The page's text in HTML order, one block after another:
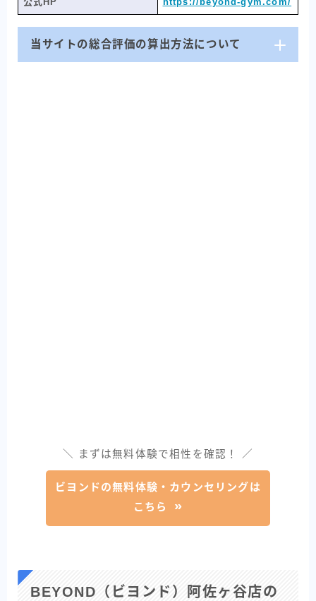
当サイトの総合評価の算出方法について
＼ まずは無料体験で相性を確認！ ／
ビヨンドの無料体験・カウンセリングは
こちら
BEYOND（ビヨンド）阿佐ヶ谷店の